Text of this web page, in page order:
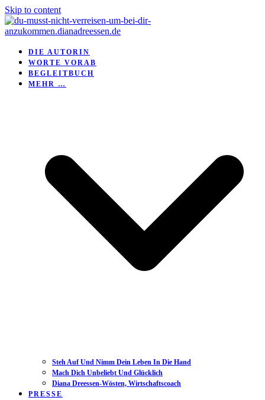
Skip to content
DIE AUTORIN
WORTE VORAB
BEGLEITBUCH
MEHR …
Steh Auf Und Nimm Dein Leben In Die Hand
Mach Dich Unbeliebt Und Glücklich
Diana Dreessen-Wösten, Wirtschaftscoach
PRESSE